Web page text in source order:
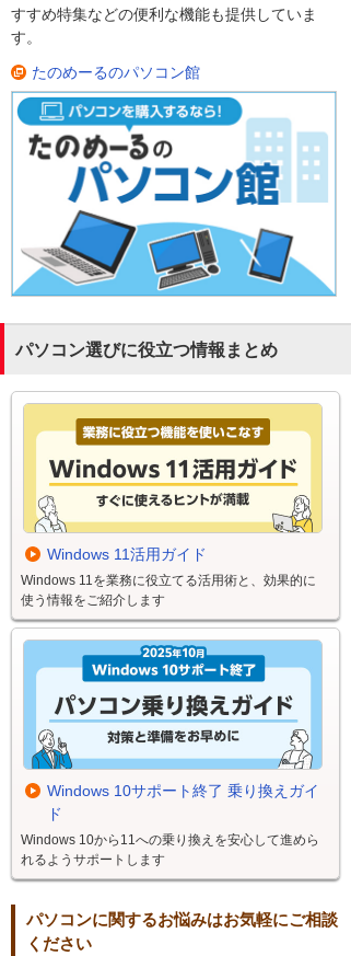
すすめ特集などの便利な機能も提供していま
す。
たのめーるのパソコン館
パソコン選びに役立つ情報まとめ
Windows 11活用ガイド
Windows 11を業務に役立てる活用術と、効果的に
使う情報をご紹介します
Windows 10サポート終了 乗り換えガイ
ド
Windows 10から11への乗り換えを安心して進めら
れるようサポートします
パソコンに関するお悩みはお気軽にご相談
ください